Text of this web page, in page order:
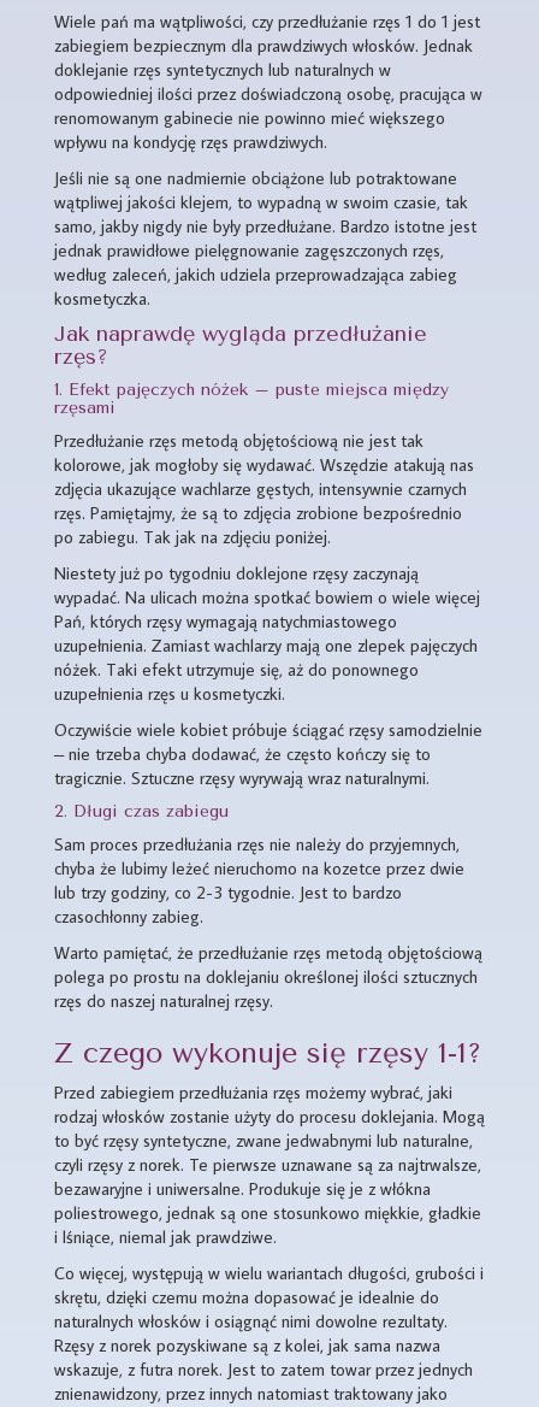
Wiele pań ma wątpliwości, czy przedłużanie rzęs 1 do 1 jest
zabiegiem bezpiecznym dla prawdziwych włosków. Jednak
doklejanie rzęs syntetycznych lub naturalnych w
odpowiedniej ilości przez doświadczoną osobę, pracująca w
renomowanym gabinecie nie powinno mieć większego
wpływu na kondycję rzęs prawdziwych.
Jeśli nie są one nadmiernie obciążone lub potraktowane
wątpliwej jakości klejem, to wypadną w swoim czasie, tak
samo, jakby nigdy nie były przedłużane. Bardzo istotne jest
jednak prawidłowe pielęgnowanie zagęszczonych rzęs,
według zaleceń, jakich udziela przeprowadzająca zabieg
kosmetyczka.
Jak naprawdę wygląda przedłużanie
rzęs?
1. Efekt pajęczych nóżek – puste miejsca między
rzęsami
Przedłużanie rzęs metodą objętościową nie jest tak
kolorowe, jak mogłoby się wydawać. Wszędzie atakują nas
zdjęcia ukazujące wachlarze gęstych, intensywnie czarnych
rzęs. Pamiętajmy, że są to zdjęcia zrobione bezpośrednio
po zabiegu. Tak jak na zdjęciu poniżej.
Niestety już po tygodniu doklejone rzęsy zaczynają
wypadać. Na ulicach można spotkać bowiem o wiele więcej
Pań, których rzęsy wymagają natychmiastowego
uzupełnienia. Zamiast wachlarzy mają one zlepek pajęczych
nóżek. Taki efekt utrzymuje się, aż do ponownego
uzupełnienia rzęs u kosmetyczki.
Oczywiście wiele kobiet próbuje ściągać rzęsy samodzielnie
– nie trzeba chyba dodawać, że często kończy się to
tragicznie. Sztuczne rzęsy wyrywają wraz naturalnymi.
2. Długi czas zabiegu
Sam proces przedłużania rzęs nie należy do przyjemnych,
chyba że lubimy leżeć nieruchomo na kozetce przez dwie
lub trzy godziny, co 2-3 tygodnie. Jest to bardzo
czasochłonny zabieg.
Warto pamiętać, że przedłużanie rzęs metodą objętościową
polega po prostu na doklejaniu określonej ilości sztucznych
rzęs do naszej naturalnej rzęsy.
Z czego wykonuje się rzęsy 1-1?
Przed zabiegiem przedłużania rzęs możemy wybrać, jaki
rodzaj włosków zostanie użyty do procesu doklejania. Mogą
to być rzęsy syntetyczne, zwane jedwabnymi lub naturalne,
czyli rzęsy z norek. Te pierwsze uznawane są za najtrwalsze,
bezawaryjne i uniwersalne. Produkuje się je z włókna
poliestrowego, jednak są one stosunkowo miękkie, gładkie
i lśniące, niemal jak prawdziwe.
Co więcej, występują w wielu wariantach długości, grubości i
skrętu, dzięki czemu można dopasować je idealnie do
naturalnych włosków i osiągnąć nimi dowolne rezultaty.
Rzęsy z norek pozyskiwane są z kolei, jak sama nazwa
wskazuje, z futra norek. Jest to zatem towar przez jednych
znienawidzony, przez innych natomiast traktowany jako